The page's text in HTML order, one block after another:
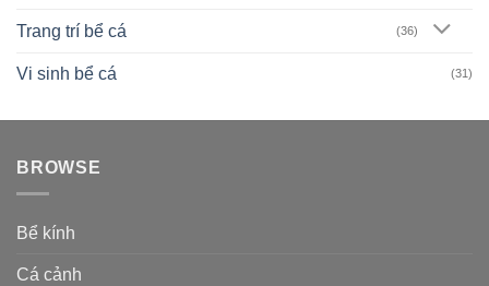
Trang trí bể cá (36)
Vi sinh bể cá (31)
BROWSE
Bể kính
Cá cảnh